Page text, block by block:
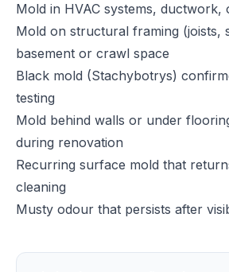
Mold in HVAC systems, ductwork,
Mold on structural framing (joists,
basement or crawl space
Black mold (Stachybotrys)
testing
Mold behind walls or under
during renovation
Recurring surface mold that
cleaning
Musty odour that persists after